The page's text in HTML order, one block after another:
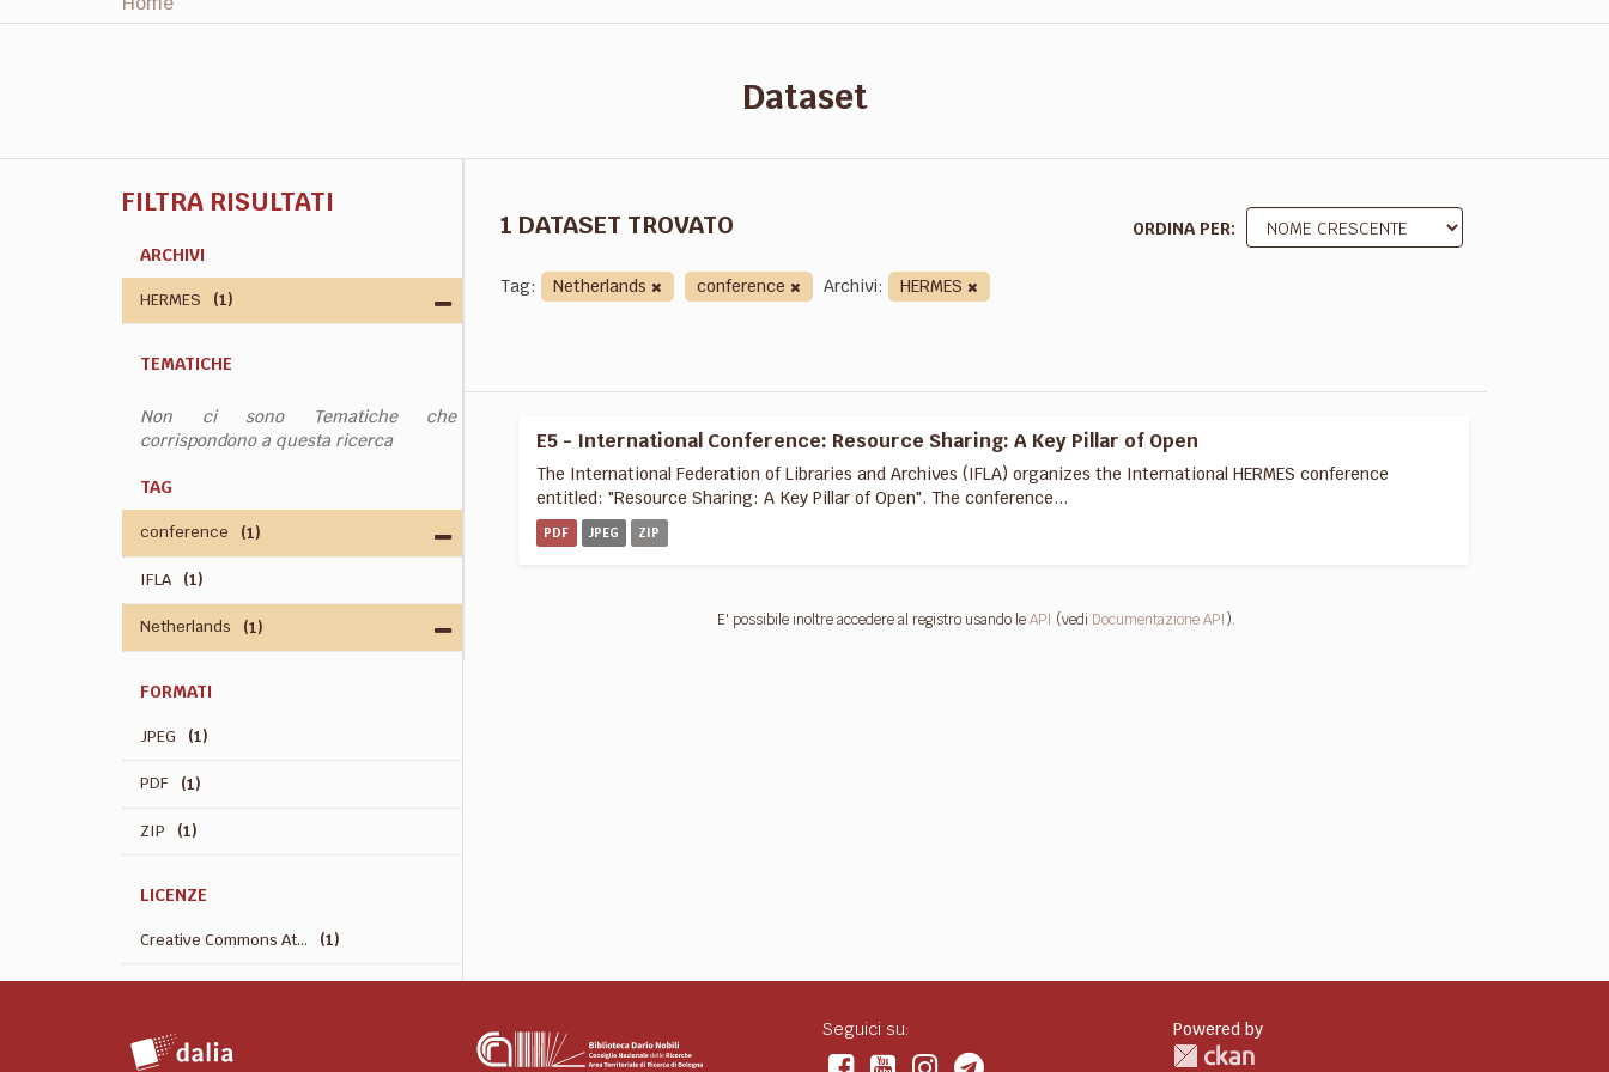
Dataset
FILTRA RISULTATI
ARCHIVI
HERMES (1)
TEMATICHE
Non ci sono Tematiche che
corrispondono a questa ricerca
TAG
conference (1)
IFLA (1)
Netherlands (1)
FORMATI
JPEG (1)
PDF (1)
ZIP (1)
LICENZE
Creative Commons At... (1)
ORDINA PER
1 DATASET TROVATO
Tag: Netherlands conference Archivi: HERMES
E5 - International Conference: Resource Sharing: A Key Pillar of Open
The International Federation of Libraries and Archives (IFLA) organizes the International HERMES conference
entitled: "Resource Sharing: A Key Pillar of Open". The conference...
PDF JPEG ZIP
E' possibile inoltre accedere al registro usando leAPI (vedi Documentazione API).
Seguici su: Powered by